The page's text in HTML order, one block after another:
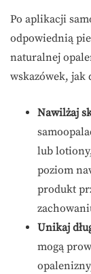
Po aplikacji
odpowiednią
naturalnej
wskazówek, jak
Nawilżaj
lub
poziom
produkt
Unikaj
mogą